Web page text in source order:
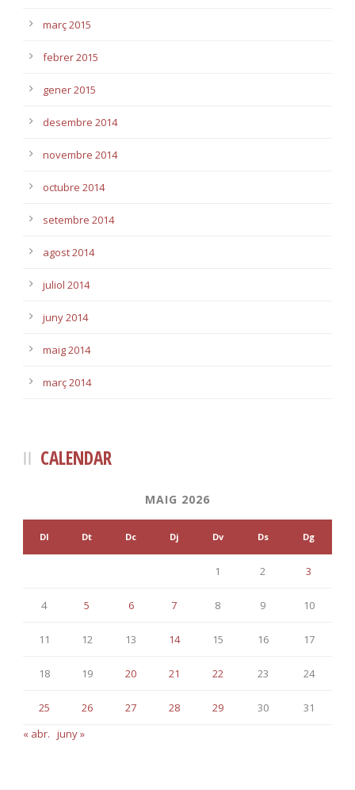
març 2015
febrer 2015
gener 2015
desembre 2014
novembre 2014
octubre 2014
setembre 2014
agost 2014
juliol 2014
juny 2014
maig 2014
març 2014
CALENDAR
MAIG 2026
Dl Dt Dc Dj Dv Ds Dg
1 2 3
4 5 6 7 8 9 10
11 12 13 14 15 16 17
18 19 20 21 22 23 24
25 26 27 28 29 30
31
« abr. juny »